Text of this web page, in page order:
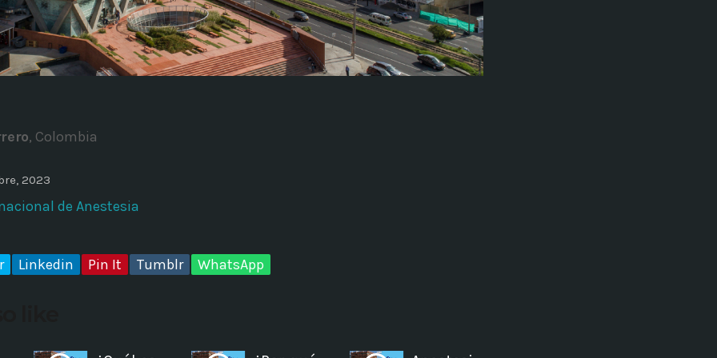
DESIGN ADMINISTRATOR
Validating Enterprise Architectures In The Current
Time
, Colombia
2023
de Anestesia
Linkedin Pin It Tumblr WhatsApp